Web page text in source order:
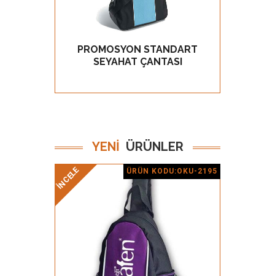
GÖZ AT
PROMOSYON STANDART
SEYAHAT ÇANTASI
YENİ ÜRÜNLER
İNCELE ÜRÜN KODU:OKU-2195
Ürün Detay